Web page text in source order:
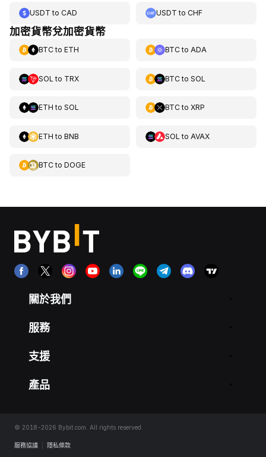
USDT to CAD USDT toCHF
加密貨幣兌加密貨幣
BTCto ETH BTCto ADA
SOL to TRX BTCto SOL
ETH to SOL BTCto XRP
ETH to BNB SOL to AVAX
BTCto DOGE
關於我們
服務
支援
產品
© 2018-2026 Bybit.com. All rights reserved.
服務協議 隱私條款